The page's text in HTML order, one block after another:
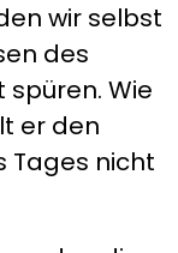
wir selbst
des
spüren. Wie
er den
Tages nicht